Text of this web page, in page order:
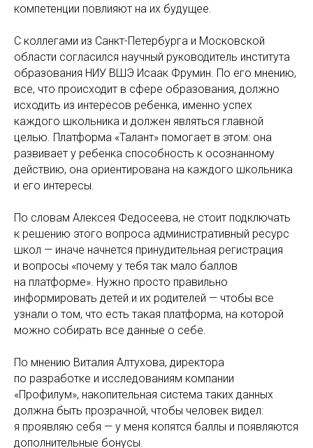
компетенции повлияют на их будущее.
С коллегами из Санкт-Петербурга и Московской
области согласился научный руководитель института
образования НИУ ВШЭ Исаак Фрумин. По его мнению,
все, что происходит в сфере образования, должно
исходить из интересов ребенка, именно успех
каждого школьника и должен являться главной
целью. Платформа «Талант» помогает в этом: она
развивает у ребенка способность к осознанному
действию, она ориентирована на каждого школьника
и его интересы.
По словам Алексея Федосеева, не стоит подключать
к решению этого вопроса административный ресурс
школ — иначе начнется принудительная регистрация
и вопросы «почему у тебя так мало баллов
на платформе». Нужно просто правильно
информировать детей и их родителей — чтобы все
узнали о том, что есть такая платформа, на которой
можно собирать все данные о себе.
По мнению Виталия Алтухова, директора
по разработке и исследованиям компании
«Профилум», накопительная система таких данных
должна быть прозрачной, чтобы человек видел:
я проявляю себя — у меня копятся баллы и появляются
дополнительные бонусы.